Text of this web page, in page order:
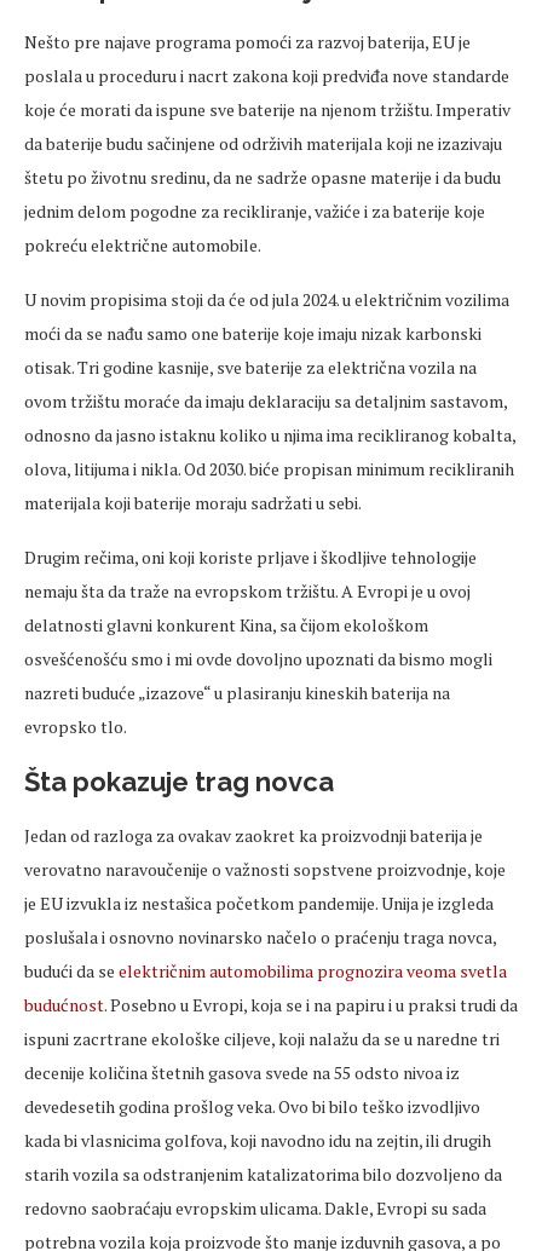
Nešto pre najave programa pomoći za razvoj baterija, EU je
poslala u proceduru i nacrt zakona koji predviđa nove standarde
koje će morati da ispune sve baterije na njenom tržištu. Imperativ
da baterije budu sačinjene od održivih materijala koji ne izazivaju
štetu po životnu sredinu, da ne sadrže opasne materije i da budu
jednim delom pogodne za recikliranje, važiće i za baterije koje
pokreću električne automobile.
U novim propisima stoji da će od jula 2024. u električnim vozilima
moći da se nađu samo one baterije koje imaju nizak karbonski
otisak. Tri godine kasnije, sve baterije za električna vozila na
ovom tržištu moraće da imaju deklaraciju sa detaljnim sastavom,
odnosno da jasno istaknu koliko u njima ima recikliranog kobalta,
olova, litijuma i nikla. Od 2030. biće propisan minimum recikliranih
materijala koji baterije moraju sadržati u sebi.
Drugim rečima, oni koji koriste prljave i škodljive tehnologije
nemaju šta da traže na evropskom tržištu. A Evropi je u ovoj
delatnosti glavni konkurent Kina, sa čijom ekološkom
osvešćenošću smo i mi ovde dovoljno upoznati da bismo mogli
nazreti buduće „izazove“ u plasiranju kineskih baterija na
evropsko tlo.
Šta pokazuje trag novca
Jedan od razloga za ovakav zaokret ka proizvodnji baterija je
verovatno naravoučenije o važnosti sopstvene proizvodnje, koje
je EU izvukla iz nestašica početkom pandemije. Unija je izgleda
poslušala i osnovno novinarsko načelo o praćenju traga novca,
budući da se električnim automobilima prognozira veoma svetla
budućnost. Posebno u Evropi, koja se i na papiru i u praksi trudi da
ispuni zacrtrane ekološke ciljeve, koji nalažu da se u naredne tri
decenije količina štetnih gasova svede na 55 odsto nivoa iz
devedesetih godina prošlog veka. Ovo bi bilo teško izvodljivo
kada bi vlasnicima golfova, koji navodno idu na zejtin, ili drugih
starih vozila sa odstranjenim katalizatorima bilo dozvoljeno da
redovno saobraćaju evropskim ulicama. Dakle, Evropi su sada
potrebna vozila koja proizvode što manje izduvnih gasova, a po